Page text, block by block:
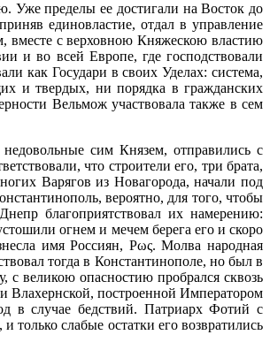
Уже пределы ее достигали на Восток до
единовластие, отдал в управление
вместе с верховною Княжескою властию
и во всей Европе, где господствовали
как Государи в своих Уделах: система,
и твердых, ни порядка в гражданских
Вельмож участвовала также в сем
сим Князем, отправились с
что строители его, три брата,
Варягов из Новагорода, начали под
вероятно, для того, чтобы
благоприятствовал их намерению:
огнем и мечем берега его и скоро
имя Россиян, Ρως. Молва народная
тогда в Константинополе, но был в
с великою опасностию пробрался сквозь
Влахернской, построенной Императором
в случае бедствий. Патриарх Фотий с
только слабые остатки его возвратились